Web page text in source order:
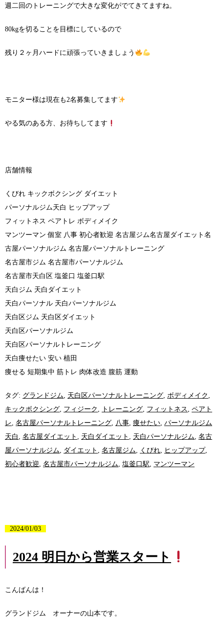
週二回のトレーニングで大きな変化がでてきてますね。
80kgを切ることを目標にしているので
残り２ヶ月ハードに頑張っていきましょう
モニター様は現在も2名募集してます
やる気のある方、お待ちしてます
店舗情報
くびれ キックボクシング ダイエット
パーソナルジム天白 ヒップアップ
フィットネス ペアトレ ボディメイク
マンツーマン 個室 八事 初心者歓迎 名古屋ジム名古屋ダイエット名
古屋パーソナルジム 名古屋パーソナルトレーニング
名古屋市ジム 名古屋市パーソナルジム
名古屋市天白区 塩釜口 塩釜口駅
天白ジム 天白ダイエット
天白パーソナル 天白パーソナルジム
天白区ジム 天白区ダイエット
天白区パーソナルジム
天白区パーソナルトレーニング
天白痩せたい 安い 植田
痩せる 短期集中 筋トレ 肉体改造 腹筋 運動
タグ: グランドジム, 天白区パーソナルトレーニング, ボディメイク ,
キックボクシング, フィジーク , トレーニング, フィットネス , ペアト
レ, 名古屋パーソナルトレーニング, 八事, 痩せたい, パーソナルジム
天白 , 名古屋ダイエット , 天白ダイエット , 天白パーソナルジム, 名古
屋パーソナルジム, ダイエット , 名古屋ジム, くびれ, ヒップアップ,
初心者歓迎, 名古屋市パーソナルジム, 塩釜口駅, マンツーマン
2024/01/03
2024 明日から営業スタート
こんばんは！
グランドジム オーナーの山本です。